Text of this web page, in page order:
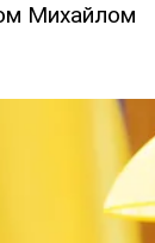
Михайлом